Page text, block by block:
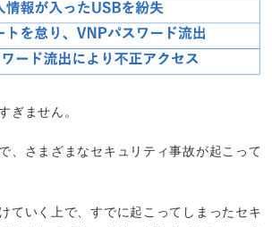
ぎません。
、さまざまなセキュリティ事故が起こって
ていく上で、すでに起こってしまったセキ